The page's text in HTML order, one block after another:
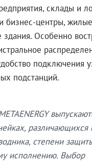
склады и
бизнес-центры,
Особенно
подключения
подстанций.
различающихся
степени
исполнению. Выбор